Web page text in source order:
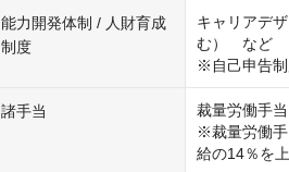
能力開発体制 / 人財育成
制度
キャリアデ
む）　など
※自己申告
諸手当
裁量労働手
※裁量労働手
給の14％を